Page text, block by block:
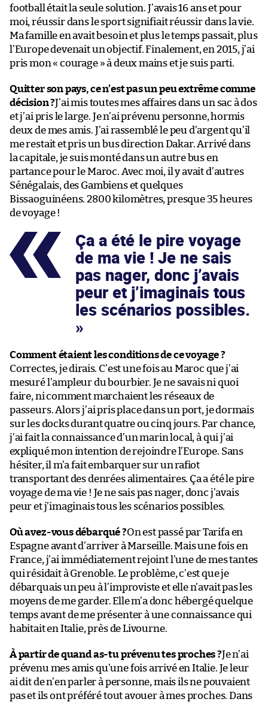
football était la seule solution. J’avais 16 ans et pour
moi, réussir dans le sport signifiait réussir dans la vie.
Ma famille en avait besoin et plus le temps passait, plus
l’Europe devenait un objectif. Finalement, en 2015, j’ai
pris mon « courage » à deux mains et je suis parti.
Quitter son pays, ce n’est pas un peu extrême comme
décision ?J’ai mis toutes mes affaires dans un sac à dos
et j’ai pris le large. Je n’ai prévenu personne, hormis
deux de mes amis. J’ai rassemblé le peu d’argent qu’il
me restait et pris un bus direction Dakar. Arrivé dans
la capitale, je suis monté dans un autre bus en
partance pour le Maroc. Avec moi, il y avait d’autres
Sénégalais, des Gambiens et quelques
Bissaoguinéens. 2800 kilomètres, presque 35 heures
de voyage !
Ça a été le pire voyage
de ma vie ! Je ne sais
pas nager, donc j’avais
peur et j’imaginais tous
les scénarios possibles.
Comment étaient les conditions de ce voyage ?
Correctes, je dirais. C’est une fois au Maroc que j’ai
mesuré l’ampleur du bourbier. Je ne savais ni quoi
faire, ni comment marchaient les réseaux de
passeurs. Alors j’ai pris place dans un port, je dormais
sur les docks durant quatre ou cinq jours. Par chance,
j’ai fait la connaissance d’un marin local, à qui j’ai
expliqué mon intention de rejoindre l’Europe. Sans
hésiter, il m’a fait embarquer sur un rafiot
transportant des denrées alimentaires. Ça a été le pire
voyage de ma vie ! Je ne sais pas nager, donc j’avais
peur et j’imaginais tous les scénarios possibles.
Où avez-vous débarqué ?On est passé par Tarifa en
Espagne avant d’arriver à Marseille. Mais une fois en
France, j’ai immédiatement rejoint l’une de mes tantes
qui résidait à Grenoble. Le problème, c’est que je
débarquais un peu à l’improviste et elle n’avait pas les
moyens de me garder. Elle m’a donc hébergé quelque
temps avant de me présenter à une connaissance qui
habitait en Italie, près de Livourne.
À partir de quand as-tu prévenu tes proches ?Je n’ai
prévenu mes amis qu’une fois arrivé en Italie. Je leur
ai dit de n’en parler à personne, mais ils ne pouvaient
pas et ils ont préféré tout avouer à mes proches. Dans